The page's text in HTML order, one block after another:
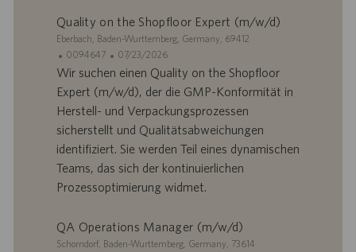
Quality on the Shopfloor Expert (m/w/d)
S
t
e
Eberbach, Baden-Wurttemberg, Germany, 69412
I
D
o
f
f
r
e
m
0094647
D
a
d
e
p
u
b
c
a
07/23/2026
Wir suchen einen Quality on the Shopfloor
Expert (m/w/d), der die GMP-Konformität in
Herstell- und Verpackungsprozessen
sicherstellt und Qualitätsabweichungen
identifiziert. Sie werden Teil eines dynamischen
Teams, das sich der kontinuierlichen
Prozessoptimierung widmet.
QA Operations Manager (m/w/d)
S
Schorndorf, Baden-Wurttemberg, Germany, 73614